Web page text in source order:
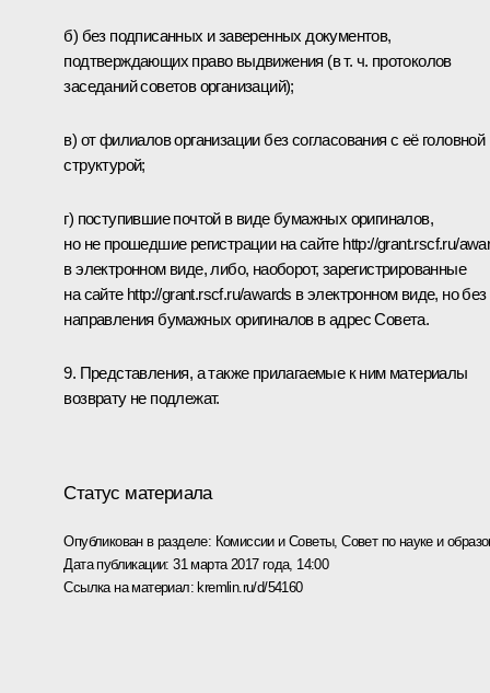
б) без подписанных и заверенных документов,
подтверждающих право выдвижения (в т. ч. протоколов
заседаний советов организаций);
в) от филиалов организации без согласования с её головной
структурой;
г) поступившие почтой в виде бумажных оригиналов,
но не прошедшие регистрации на сайте http://grant.rscf.ru/
в электронном виде, либо, наоборот, зарегистрированные
на сайте http://grant.rscf.ru/awards в электронном виде, но без
направления бумажных оригиналов в адрес Совета.
9. Представления, а также прилагаемые к ним материалы
возврату не подлежат.
Статус материала
Опубликован в разделе: Комиссии и Советы,Совет по науке и
Дата публикации:31 марта 2017 года, 14:00
Ссылка на материал: kremlin.ru/d/54160